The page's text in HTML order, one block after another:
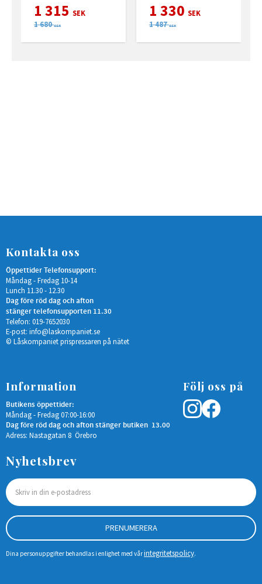
1 315 SEK
1 680 SEK
1 330 SEK
1 487 SEK
Kontakta oss
Öppettider Telefonsupport:
Måndag - Fredag 10-14
Lunch 11.30 - 12.30
Dag före röd dag och afton
stänger telefonsupporten 11.30
Telefon: 019-7652030
E-post: info@laskompaniet.se
© Låskompaniet prispressaren på nätet
Information
Butikens öppettider:
Måndag - Fredag 07:00-16:00
Dag före röd dag och afton stänger butiken 13.00
Adress: Nastagatan 8 Örebro
Följ oss på
Nyhetsbrev
PRENUMERERA
Dina personuppgifter behandlas i enlighet med vårintegritetspolicy.